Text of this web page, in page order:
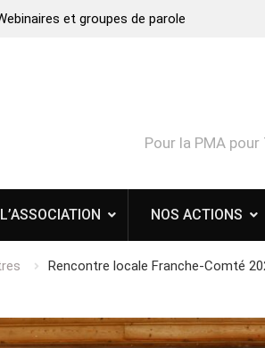
et groupes de parole
Pour la PMA
L’ASSOCIATION NOS ACTIONS
Rencontre locale Franche-Comté